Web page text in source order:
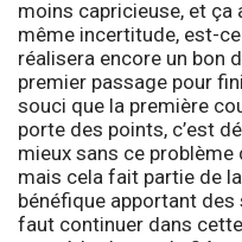
moins capricieuse, et ça
même incertitude, est-
réalisera encore un bon
premier passage pour
souci que la première
porte des points, c’est
mieux sans ce problème
mais cela fait partie de
bénéfique apportant
faut continuer dans